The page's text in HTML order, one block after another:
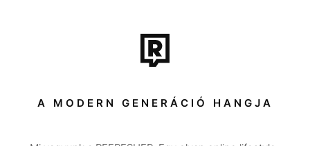
Tech-Tudomány
Sport
Társadalom
A MODERN GENERÁCIÓ HANGJA